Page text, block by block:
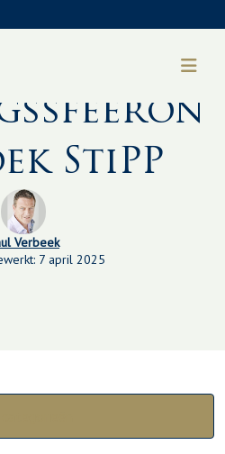
StiPP
Verbeek
7 april 2025